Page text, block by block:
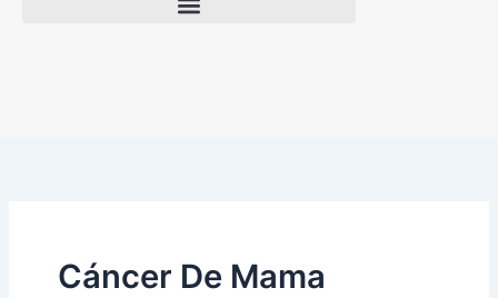
Cáncer De Mama